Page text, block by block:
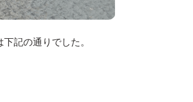
記の通りでした。